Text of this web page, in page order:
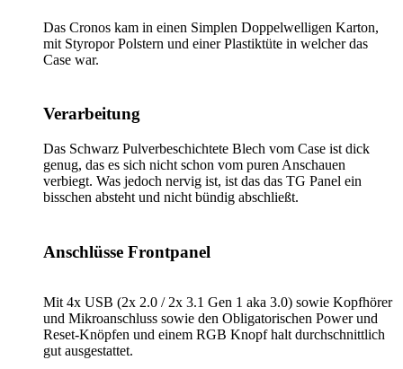
Das Cronos kam in einen Simplen Doppelwelligen Karton,
mit Styropor Polstern und einer Plastiktüte in welcher das
Case war.
Verarbeitung
Das Schwarz Pulverbeschichtete Blech vom Case ist dick
genug, das es sich nicht schon vom puren Anschauen
verbiegt. Was jedoch nervig ist, ist das das TG Panel ein
bisschen absteht und nicht bündig abschließt.
Anschlüsse Frontpanel
Mit 4x USB (2x 2.0 / 2x 3.1 Gen 1 aka 3.0) sowie Kopfhörer
und Mikroanschluss sowie den Obligatorischen Power und
Reset-Knöpfen und einem RGB Knopf halt durchschnittlich
gut ausgestattet.